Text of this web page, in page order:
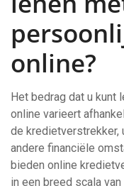
online?
Het bedrag dat u kunt
online varieert
de kredietverstrekker,
andere financiële
bieden online
in een breed scala